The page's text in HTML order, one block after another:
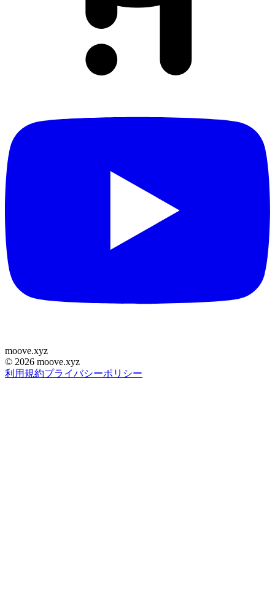
moove.xyz
© 2026 moove.xyz
利用規約プライバシーポリシー